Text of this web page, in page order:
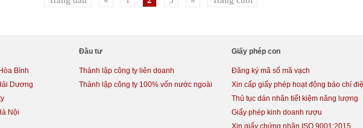
Bình
Dương
Nội
Đầu tư
Thành lập công ty liên doanh
Thành lập công ty 100% vốn nước ngoài
Giấy phép con
Đăng ký mã số mã vạch
Xin cấp giấy phép hoạt động báo chí
Thủ tục dán nhãn tiết kiệm năng lượng
Giấy phép kinh doanh rượu
Xin giấy chứng nhận ISO 9001:2015